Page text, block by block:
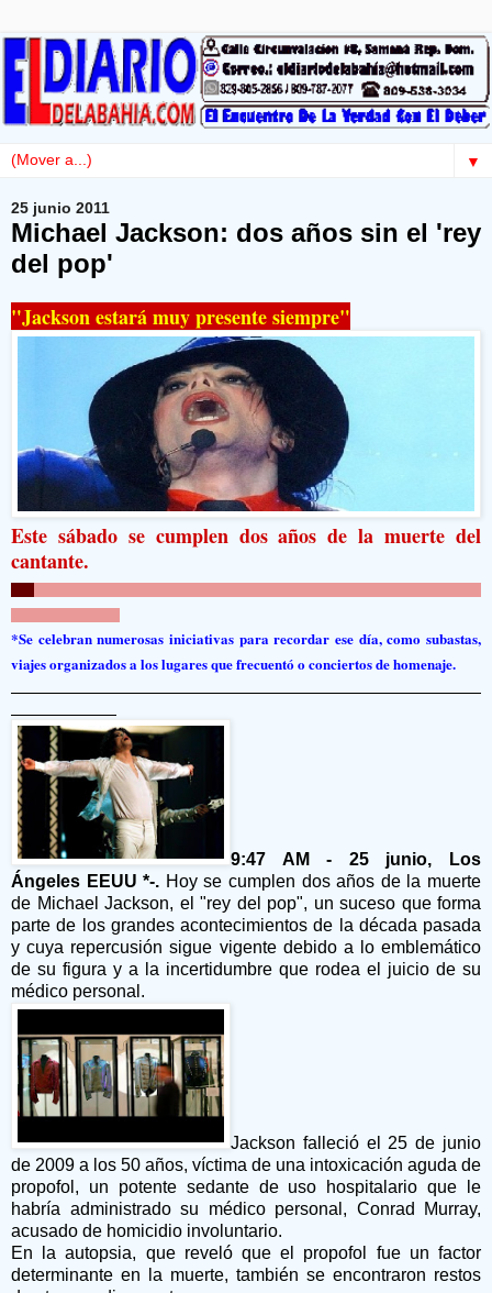
▼
25 junio 2011
Michael Jackson: dos años sin el 'rey
del pop'
"Jackson estará muy presente siempre"
Este sábado se cumplen dos años de la muerte del
cantante.
*Se celebran numerosas iniciativas para recordar ese día, como subastas,
viajes organizados a los lugares que frecuentó o conciertos de homenaje.
9:47 AM - 25 junio, Los
Ángeles EEUU *-. Hoy se cumplen dos años de la muerte
de Michael Jackson, el "rey del pop", un suceso que forma
parte de los grandes acontecimientos de la década pasada
y cuya repercusión sigue vigente debido a lo emblemático
de su figura y a la incertidumbre que rodea el juicio de su
médico personal.
Jackson falleció el 25 de junio
de 2009 a los 50 años, víctima de una intoxicación aguda de
propofol, un potente sedante de uso hospitalario que le
habría administrado su médico personal, Conrad Murray,
acusado de homicidio involuntario.
En la autopsia, que reveló que el propofol fue un factor
determinante en la muerte, también se encontraron restos